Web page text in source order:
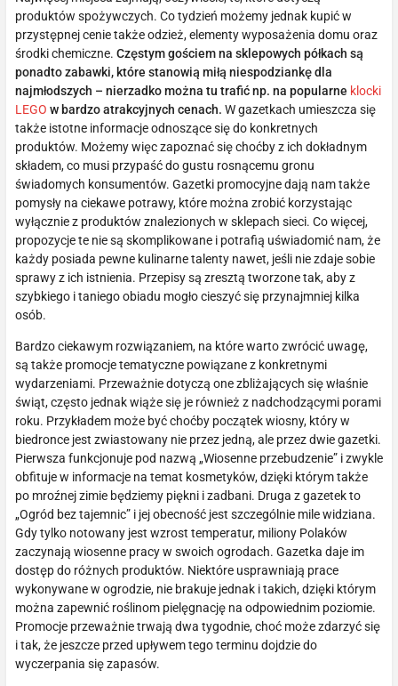
produktów spożywczych. Co tydzień możemy jednak kupić w
przystępnej cenie także odzież, elementy wyposażenia domu oraz
środki chemiczne. Częstym gościem na sklepowych półkach są
ponadto zabawki, które stanowią miłą niespodziankę dla
najmłodszych – nierzadko można tu trafić np. na popularne klocki
LEGO w bardzo atrakcyjnych cenach. W gazetkach umieszcza się
także istotne informacje odnoszące się do konkretnych
produktów. Możemy więc zapoznać się choćby z ich dokładnym
składem, co musi przypaść do gustu rosnącemu gronu
świadomych konsumentów. Gazetki promocyjne dają nam także
pomysły na ciekawe potrawy, które można zrobić korzystając
wyłącznie z produktów znalezionych w sklepach sieci. Co więcej,
propozycje te nie są skomplikowane i potrafią uświadomić nam, że
każdy posiada pewne kulinarne talenty nawet, jeśli nie zdaje sobie
sprawy z ich istnienia. Przepisy są zresztą tworzone tak, aby z
szybkiego i taniego obiadu mogło cieszyć się przynajmniej kilka
osób.
Bardzo ciekawym rozwiązaniem, na które warto zwrócić uwagę,
są także promocje tematyczne powiązane z konkretnymi
wydarzeniami. Przeważnie dotyczą one zbliżających się właśnie
świąt, często jednak wiąże się je również z nadchodzącymi porami
roku. Przykładem może być choćby początek wiosny, który w
biedronce jest zwiastowany nie przez jedną, ale przez dwie gazetki.
Pierwsza funkcjonuje pod nazwą „Wiosenne przebudzenie” i zwykle
obfituje w informacje na temat kosmetyków, dzięki którym także
po mroźnej zimie będziemy piękni i zadbani. Druga z gazetek to
„Ogród bez tajemnic” i jej obecność jest szczególnie mile widziana.
Gdy tylko notowany jest wzrost temperatur, miliony Polaków
zaczynają wiosenne pracy w swoich ogrodach. Gazetka daje im
dostęp do różnych produktów. Niektóre usprawniają prace
wykonywane w ogrodzie, nie brakuje jednak i takich, dzięki którym
można zapewnić roślinom pielęgnację na odpowiednim poziomie.
Promocje przeważnie trwają dwa tygodnie, choć może zdarzyć się
i tak, że jeszcze przed upływem tego terminu dojdzie do
wyczerpania się zapasów.